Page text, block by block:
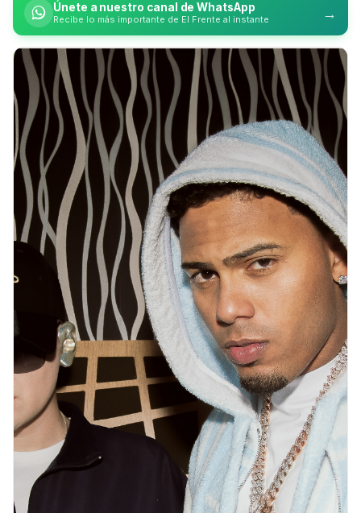
Únete a nuestro canal de WhatsApp
Recibe lo más importante de El Frente al instante →